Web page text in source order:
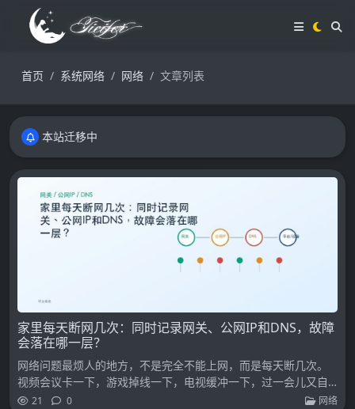
首页 系统网络 网络
文章列表
本站迁移中
本站迁移中
家里每天断网几次：同时记录网关、公网IP和DNS，故障
会落在哪一层？
网络问题最烦人的地方，不是完全不能上网，而是每天断几次。
视频会议卡一下，游戏掉线一下，电视缓冲一下，过一会儿又自
己好了。
21 0 网络